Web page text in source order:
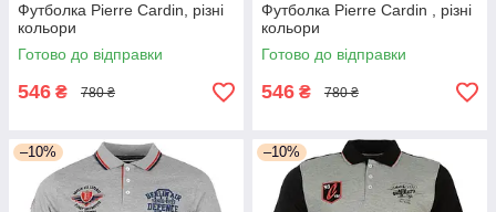
Футболка Pierre Cardin, різні
кольори
Готово до відправки
546 ₴ 780 ₴
Футболка Pierre Cardin , різні
кольори
Готово до відправки
546 ₴ 780 ₴
–10% –10%